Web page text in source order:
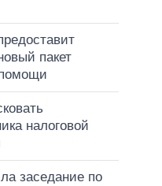
пакет
налоговой
заседание по